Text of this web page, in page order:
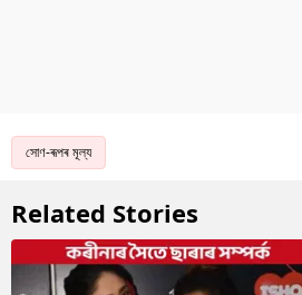
সোণ-ৰূপৰ মূল্য
Related Stories